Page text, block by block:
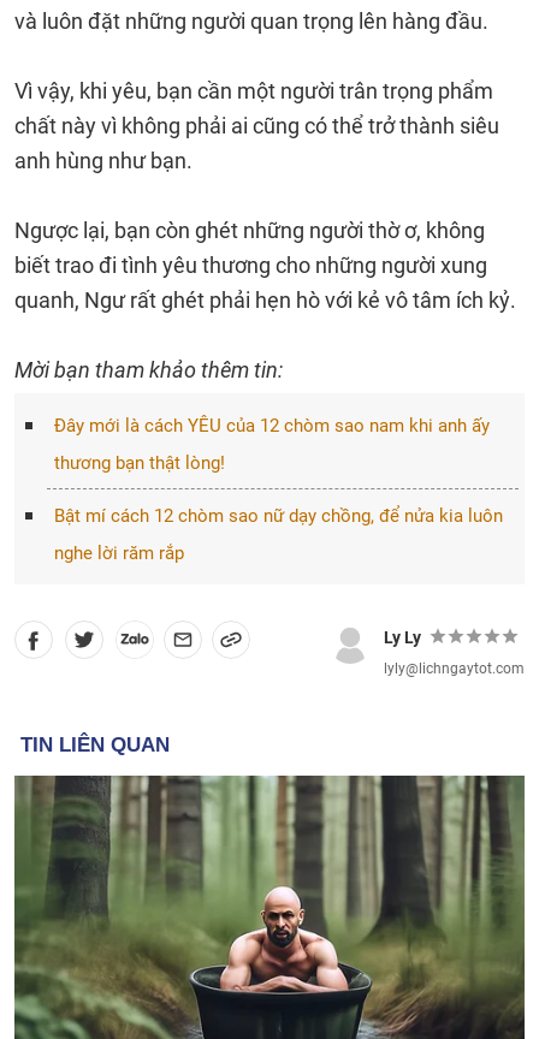
và luôn đặt những người quan trọng lên hàng đầu.
Vì vậy, khi yêu, bạn cần một người trân trọng phẩm
chất này vì không phải ai cũng có thể trở thành siêu
anh hùng như bạn.
Ngược lại, bạn còn ghét những người thờ ơ, không
biết trao đi tình yêu thương cho những người xung
quanh, Ngư rất ghét phải hẹn hò với kẻ vô tâm ích kỷ.
Mời bạn tham khảo thêm tin:
Đây mới là cách YÊU của 12 chòm sao nam khi anh ấy
thương bạn thật lòng!
Bật mí cách 12 chòm sao nữ dạy chồng, để nửa kia luôn
nghe lời răm rắp
Ly Ly
lyly@lichngaytot.com